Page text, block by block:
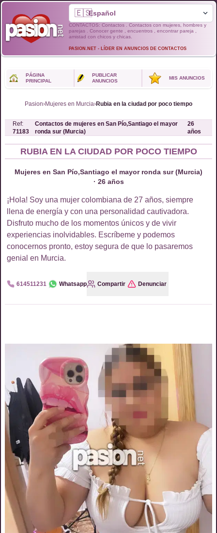
🇪🇸
CONTACTOS: Contactos . Contactos con mujeres, hombres y
parejas . Conocer gente , encuentros , encontrar pareja ,
amistad con chicos y chicas.
PASION.NET - LÍDER EN ANUNCIOS DE CONTACTOS
PÁGINA
PRINCIPAL
PUBLICAR
ANUNCIOS
MIS ANUNCIOS
Pasion›Mujeres en Murcia›Rubia en la ciudad por poco tiempo
Ref:
71183
Contactos demujeres en San Pío,Santiago el mayor
ronda sur (Murcia)
26
años
RUBIA EN LA CIUDAD POR POCO TIEMPO
Mujeres en San Pío,Santiago el mayor ronda sur (Murcia)
· 26 años
¡Hola! Soy una mujer colombiana de 27 años, siempre
llena de energía y con una personalidad cautivadora.
Disfruto mucho de los momentos únicos y de vivir
experiencias inolvidables. Escríbeme y podemos
conocernos pronto, estoy segura de que lo pasaremos
genial en Murcia.
614511231 Whatsapp Compartir Denunciar